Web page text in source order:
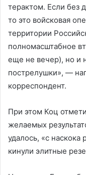
терактом. Если без
то это войсковая
территории
полномасштабное
еще не вечер), но и
пострелушки», —
корреспондент.
При этом Коц
желаемых
удалось, «с наскока
кинули элитные